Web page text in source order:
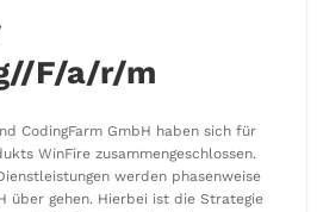
F/a/r/m
CodingFarm GmbH haben sich für
WinFire zusammengeschlossen.
werden phasenweise
über gehen. Hierbei ist die Strategie